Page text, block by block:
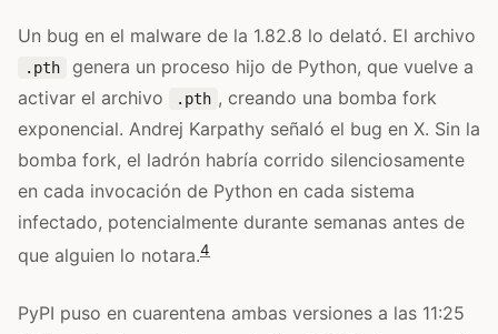
Un bug en el malware de la 1.82.8 lo delató. El archivo
.pth
genera un proceso hijo de Python, que vuelve a
activar el archivo
.pth , creando una bomba fork
exponencial. Andrej Karpathy señaló el bug en X. Sin la
bomba fork, el ladrón habría corrido silenciosamente
en cada invocación de Python en cada sistema
infectado, potencialmente durante semanas antes de
que alguien lo notara.4
PyPI puso en cuarentena ambas versiones a las 11:25